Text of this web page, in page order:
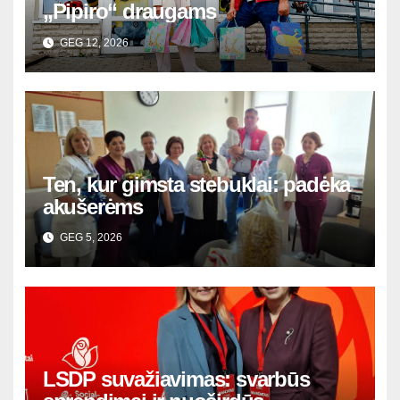
„Pipiro“ draugams
GEG 12, 2026
Ten, kur gimsta stebuklai: padėka
akušerėms
GEG 5, 2026
LSDP suvažiavimas: svarbūs